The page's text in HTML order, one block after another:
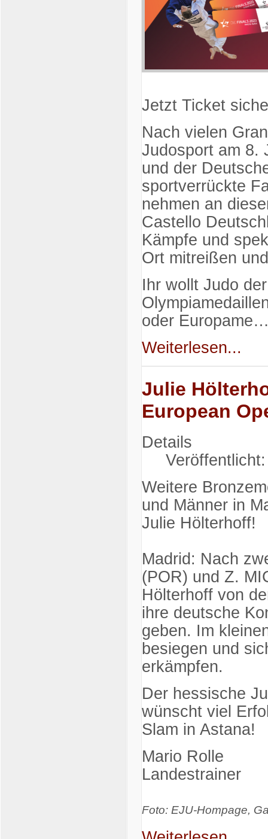
Jetzt Ticket
Nach vielen
Judosport am 8.
und der
sportverrückte
nehmen an
Castello
Kämpfe und
Ort mitreißen
Ihr wollt Judo
oder
Weiterlesen...
Julie
European
Details
Weitere
und Männer in
Julie Hölterhoff!
Madrid: Nach
(POR) und Z.
Hölterhoff von
ihre deutsche
geben. Im
besiegen und
erkämpfen.
Der hessische
wünscht viel
Slam in Astana!
Mario Rolle
Landestrainer
Foto: EJU-Hompage,